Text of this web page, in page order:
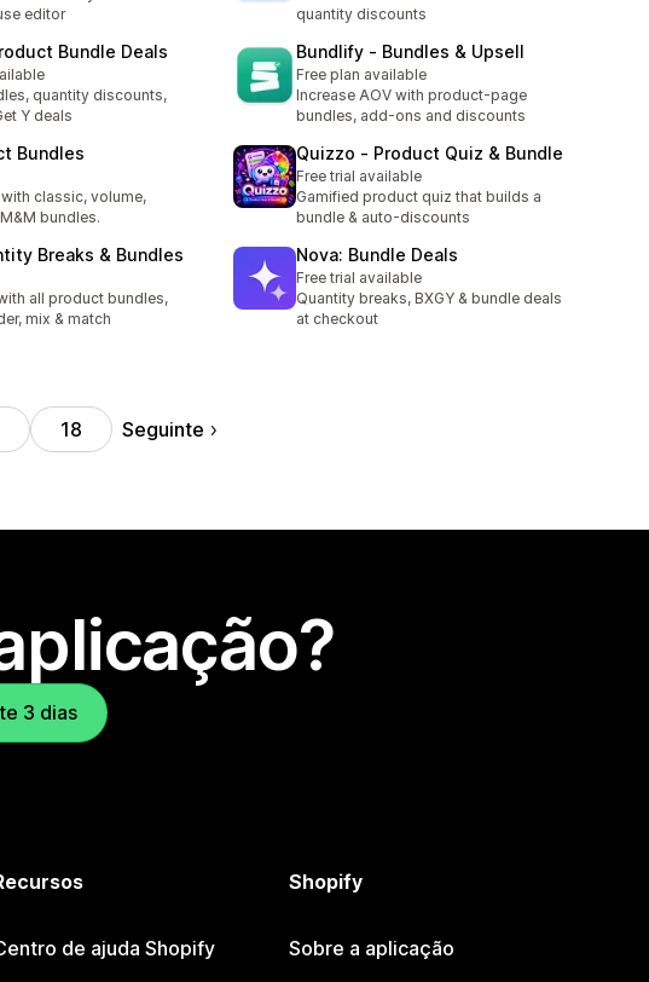
editor
quantity discounts
Bundle Deals
quantity discounts,
Y deals
Bundlify ‑ Bundles & Upsell
Free plan available
Increase AOV with product-page
bundles, add-ons and discounts
Bundles
classic, volume,
bundles.
Quizzo ‑ Product Quiz & Bundle
Free trial available
Gamified product quiz that builds a
bundle & auto-discounts
Breaks & Bundles
all product bundles,
mix & match
Nova: Bundle Deals
Free trial available
Quantity breaks, BXGY & bundle deals
at checkout
18 Seguinte
3 dias
de ajuda Shopify
Shopify
Sobre a aplicação